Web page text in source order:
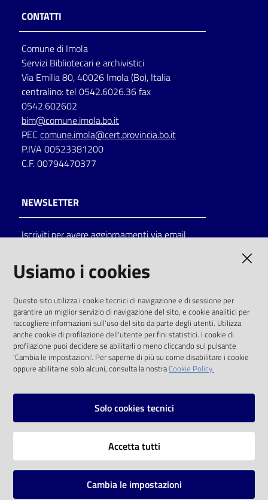
Seguici
su
on line
Eventi
Chiedi al
bibliotecario
Avvisi
CONTATTI
Comune di Imola
Servizi Bibliotecari e archivistici
Via Emilia 80, 40026 Imola (Bo), Italia
centralino: tel 0542.6026.36 fax
0542.602602
bim@comune.imola.bo.it
PEC comune.imola@cert.provincia.bo.it
P.IVA 00523381200
C.F. 00794470377
NEWSLETTER
Iscriviti per avere aggiornamenti via email
solo alle condizioni previste dalla direttiva
comunitaria 2003/98/CE e dal d.lgs. 36/2006
SOCIAL
Instagram
Vai alla pagina
Usiamo i cookies
Questo sito utilizza i cookie tecnici di navigazione e di sessione per
garantire un miglior servizio di navigazione del sito, e cookie analitici per
raccogliere informazioni sull'uso del sito da parte degli utenti. Utilizza
anche cookie di profilazione dell'utente per fini statistici. I cookie di
profilazione puoi decidere se abilitarli o meno cliccando sul pulsante
'Cambia le impostazioni'. Per saperne di più su come disabilitare i cookie
oppure abilitarne solo alcuni, consulta la nostraCookie Policy.
Solo cookies tecnici
Accetta tutti
Cambia le impostazioni